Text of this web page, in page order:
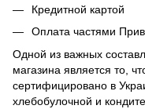
Кредитной картой
Оплата частями
Одной из важных
магазина является то,
сертифицировано в
хлебобулочной и